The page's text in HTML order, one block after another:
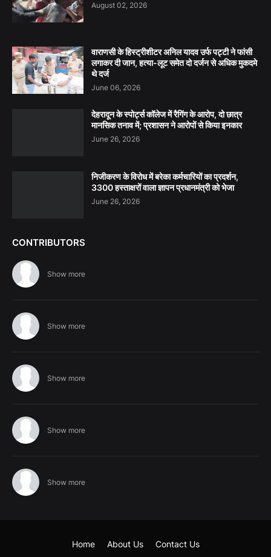
August 02, 2026
वाराणसी के हिस्ट्रीशीटर अनिल यादव उर्फ पट्टी ने फांसी
लगाकर दी जान, हत्या-लूट समेत दो दर्जन से अधिक मुकदमे
थे दर्ज
June 06, 2026
देहरादून के स्पोर्ट्स कॉलेज में रैगिंग के आरोप, दो छात्र
मानसिक तनाव में; प्रशासन ने आरोपों से किया इनकार
June 26, 2026
निजीकरण के विरोध में बरेका कर्मचारियों का प्रदर्शन,
3300 हस्ताक्षरों वाला ज्ञापन प्रधानमंत्री को भेजा
June 26, 2026
CONTRIBUTORS
Show more
Show more
Show more
Show more
Show more
Home About Us Contact Us